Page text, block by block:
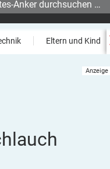
Eltern und Kind